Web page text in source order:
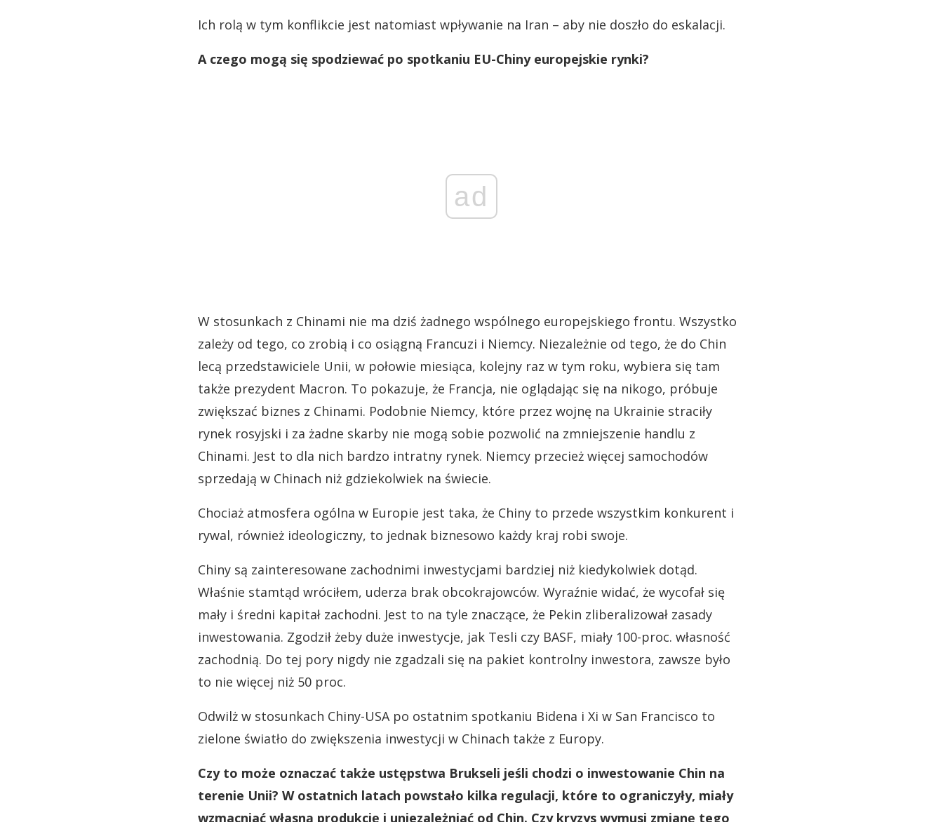
Ich rolą w tym konflikcie jest natomiast wpływanie na Iran – aby nie doszło do eskalacji.
A czego mogą się spodziewać po spotkaniu EU-Chiny europejskie rynki?
ad
W stosunkach z Chinami nie ma dziś żadnego wspólnego europejskiego frontu. Wszystko
zależy od tego, co zrobią i co osiągną Francuzi i Niemcy. Niezależnie od tego, że do Chin
lecą przedstawiciele Unii, w połowie miesiąca, kolejny raz w tym roku, wybiera się tam
także prezydent Macron. To pokazuje, że Francja, nie oglądając się na nikogo, próbuje
zwiększać biznes z Chinami. Podobnie Niemcy, które przez wojnę na Ukrainie straciły
rynek rosyjski i za żadne skarby nie mogą sobie pozwolić na zmniejszenie handlu z
Chinami. Jest to dla nich bardzo intratny rynek. Niemcy przecież więcej samochodów
sprzedają w Chinach niż gdziekolwiek na świecie.
Chociaż atmosfera ogólna w Europie jest taka, że Chiny to przede wszystkim konkurent i
rywal, również ideologiczny, to jednak biznesowo każdy kraj robi swoje.
Chiny są zainteresowane zachodnimi inwestycjami bardziej niż kiedykolwiek dotąd.
Właśnie stamtąd wróciłem, uderza brak obcokrajowców. Wyraźnie widać, że wycofał się
mały i średni kapitał zachodni. Jest to na tyle znaczące, że Pekin zliberalizował zasady
inwestowania. Zgodził żeby duże inwestycje, jak Tesli czy BASF, miały 100-proc. własność
zachodnią. Do tej pory nigdy nie zgadzali się na pakiet kontrolny inwestora, zawsze było
to nie więcej niż 50 proc.
Odwilż w stosunkach Chiny-USA po ostatnim spotkaniu Bidena i Xi w San Francisco to
zielone światło do zwiększenia inwestycji w Chinach także z Europy.
Czy to może oznaczać także ustępstwa Brukseli jeśli chodzi o inwestowanie Chin na
terenie Unii? W ostatnich latach powstało kilka regulacji, które to ograniczyły, miały
wzmacniać własną produkcję i uniezależniać od Chin. Czy kryzys wymusi zmianę tego